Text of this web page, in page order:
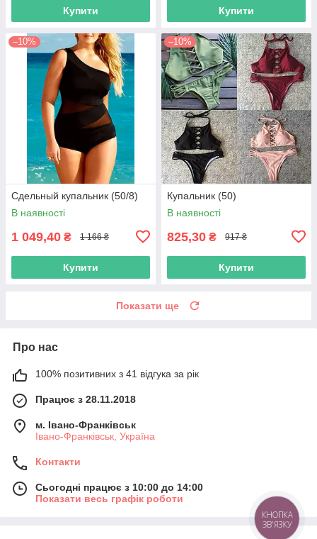
Купити Купити
–10%
Сдельный купальник (50/8)
В наявності
1 049,40 ₴ 1 166 ₴
Купити
–10%
Купальник (50)
В наявності
825,30 ₴ 917 ₴
Купити
Показати ще
Про нас
100% позитивних з 41 відгука за рік
Працює з 28.11.2018
м. Івано-Франківськ
Івано-Франківськ, Україна
Контакти
Сьогодні працює з 10:00 до 14:00
Показати весь графік роботи
КНОПКА
ЗВ'ЯЗКУ